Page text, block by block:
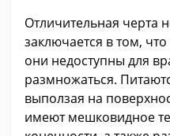
Отличительная
заключается в том,
они недоступны для
размножаться.
выползая на
имеют мешковидное